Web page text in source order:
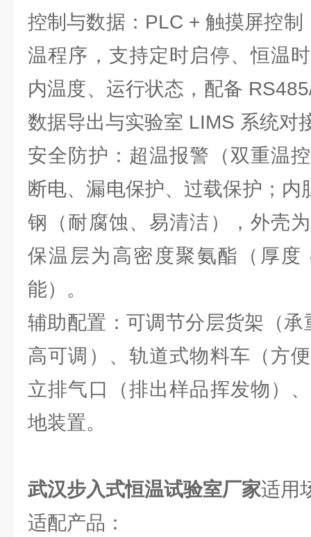
控制与数据：PLC + 触摸屏控
温程序，支持定时启停、恒温
内温度、运行状态，配备
数据导出与实验室 LIMS 系统对
安全防护：超温报警（双重温
断电、漏电保护、过载保护；
钢（耐腐蚀、易清洁），外壳
保温层为高密度聚氨酯（厚度
能）。
辅助配置：可调节分层货架（
高可调）、轨道式物料车（方
立排气口（排出样品挥发物）
地装置。
武汉步入式恒温试验室厂家适用
适配产品：